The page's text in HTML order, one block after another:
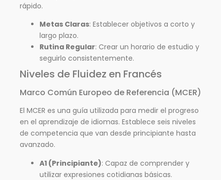
rápido.
Metas Claras: Establecer objetivos a corto y
largo plazo.
Rutina Regular: Crear un horario de estudio y
seguirlo consistentemente.
Niveles de Fluidez en Francés
Marco Común Europeo de Referencia (MCER)
El MCER es una guía utilizada para medir el progreso
en el aprendizaje de idiomas. Establece seis niveles
de competencia que van desde principiante hasta
avanzado.
A1 (Principiante): Capaz de comprender y
utilizar expresiones cotidianas básicas.